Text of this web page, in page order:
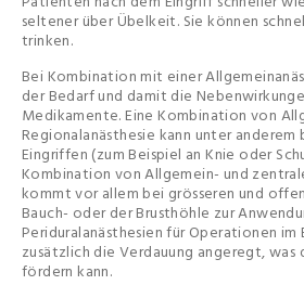
seltener über Übelkeit. Sie können
trinken.
Bei Kombination mit einer
der Bedarf und damit die
Medikamente. Eine Kombination von
Regionalanästhesie kann unter
Eingriffen (zum Beispiel an Knie oder
Kombination von Allgemein- und
kommt vor allem bei grösseren und
Bauch- oder der Brusthöhle zur
Periduralanästhesien für Operationen im
zusätzlich die Verdauung angeregt, was
fördern kann.